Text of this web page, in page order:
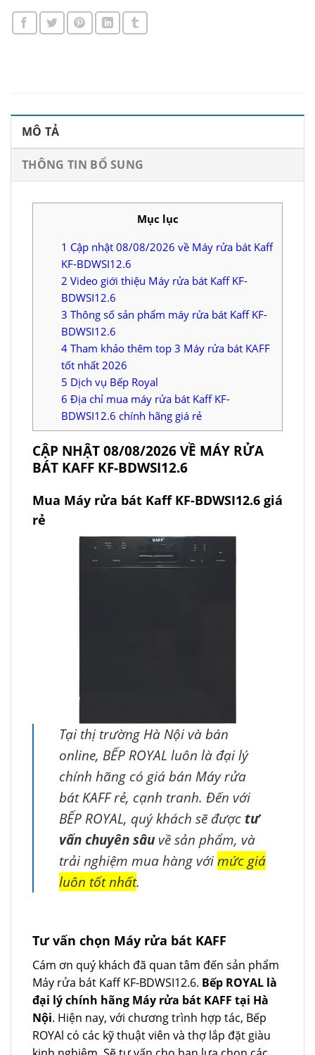
MÔ TẢ
THÔNG TIN BỔ SUNG
Mục lục
1 Cập nhật 08/08/2026 về Máy rửa bát Kaff
KF-BDWSI12.6
2 Video giới thiệu Máy rửa bát Kaff KF-
BDWSI12.6
3 Thông số sản phẩm máy rửa bát Kaff KF-
BDWSI12.6
4 Tham khảo thêm top 3 Máy rửa bát KAFF
tốt nhất 2026
5 Dịch vụ Bếp Royal
6 Địa chỉ mua máy rửa bát Kaff KF-
BDWSI12.6 chính hãng giá rẻ
CẬP NHẬT 08/08/2026 VỀ MÁY RỬA
BÁT KAFF KF-BDWSI12.6
Mua Máy rửa bát Kaff KF-BDWSI12.6 giá
rẻ
Tại thị trường Hà Nội và bán
online, BẾP ROYAL luôn là đại lý
chính hãng có giá bán Máy rửa
bát KAFF rẻ, cạnh tranh. Đến với
BẾP ROYAL, quý khách sẽ được tư
vấn chuyên sâu về sản phẩm, và
trải nghiệm mua hàng vớimức giá
luôn tốt nhất.
Tư vấn chọn Máy rửa bát KAFF
Cám ơn quý khách đã quan tâm đến sản phẩm
Máy rửa bát Kaff KF-BDWSI12.6. Bếp ROYAL là
đại lý chính hãng Máy rửa bát KAFF tại Hà
Nội. Hiện nay, với chương trình hợp tác, Bếp
ROYAl có các kỹ thuật viên và thợ lắp đặt giàu